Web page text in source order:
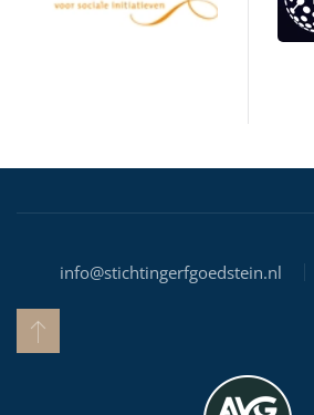
info@stichtingerfgoedstein.nl